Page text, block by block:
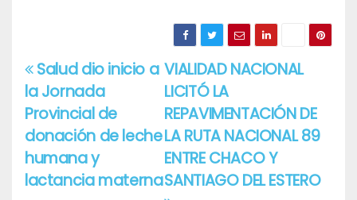
Navegación
de
entradas
VIALIDAD NACIONAL
LICITÓ LA
REPAVIMENTACIÓN DE
LA RUTA NACIONAL 89
ENTRE CHACO Y
SANTIAGO DEL ESTERO
Salud dio inicio a
la Jornada
Provincial de
donación de leche
humana y
lactancia materna